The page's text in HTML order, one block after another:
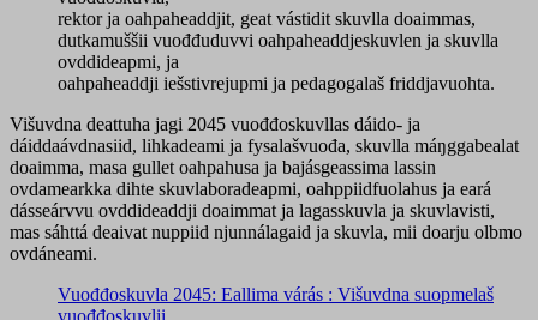
rektor ja oahpaheaddjit, geat vástidit skuvlla doaimmas,
dutkamuššii vuođđuduvvi oahpaheaddjeskuvlen ja skuvlla
ovddideapmi, ja
oahpaheaddji iešstivrejupmi ja pedagogalaš friddjavuohta.
Višuvdna deattuha jagi 2045 vuođđoskuvllas dáido- ja
dáiddaávdnasiid, lihkadeami ja fysalašvuođa, skuvlla máŋggabealat
doaimma, masa gullet oahpahusa ja bajásgeassima lassin
ovdamearkka dihte skuvlaboradeapmi, oahppiidfuolahus ja eará
dásseárvvu ovddideaddji doaimmat ja lagasskuvla ja skuvlavisti,
mas sáhttá deaivat nuppiid njunnálagaid ja skuvla, mii doarju olbmo
ovdáneami.
Vuođđoskuvla 2045: Eallima várás : Višuvdna suopmelaš